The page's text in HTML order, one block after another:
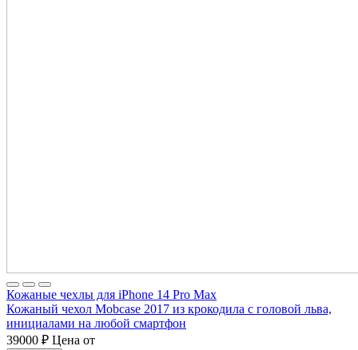
Кожаные чехлы для iPhone 14 Pro Max
Кожаный чехол Mobcase 2017 из крокодила с головой льва,
инициалами на любой смартфон
39000 ₽ Цена от